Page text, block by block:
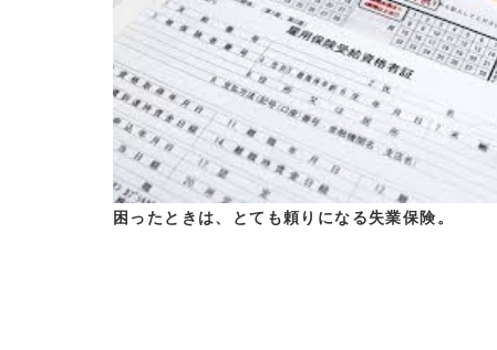
困ったときは、とても頼りになる失業保険。